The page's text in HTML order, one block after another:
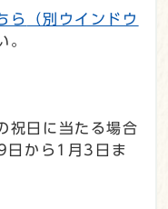
ら
（別ウインドウ
。
祝日に当たる場合
日から1月3日ま